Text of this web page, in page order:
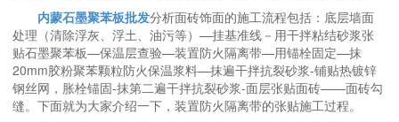
内蒙石墨聚苯板批发分析面砖饰面的施工流程包括：底层墙面
处理（清除浮灰、浮土、油污等）—挂基准线－用干拌粘结砂浆张
贴石墨聚苯板—保温层查验—装置防火隔离带—用锚栓固定—抹
20mm胶粉聚苯颗粒防火保温浆料—抹遍干拌抗裂砂浆-铺贴热镀锌
钢丝网，胀栓锚固-抹第二遍干拌抗裂砂浆-面层张贴面砖——面砖勾
缝。下面就为大家介绍一下，装置防火隔离带的张贴施工过程。